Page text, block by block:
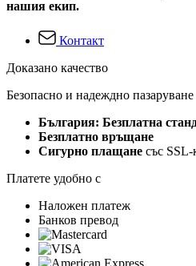
нашия екип.
Контакт
Доказано качество
Безопасно и надеждно пазаруване
България: Безплатна
Безплатно връщане
Сигурно плащане със
Платете удобно с
Наложен платеж
Банков превод